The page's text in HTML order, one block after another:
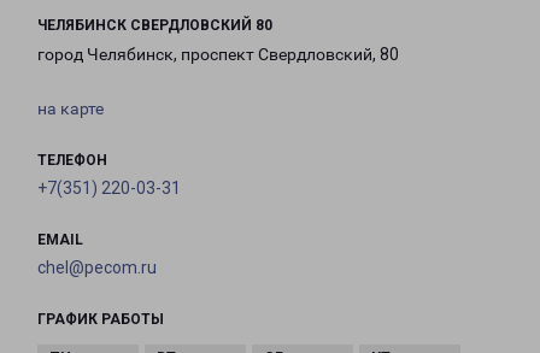
ЧЕЛЯБИНСК СВЕРДЛОВСКИЙ 80
город Челябинск, проспект Свердловский, 80
на карте
ТЕЛЕФОН
+7(351) 220-03-31
EMAIL
chel@pecom.ru
ГРАФИК РАБОТЫ